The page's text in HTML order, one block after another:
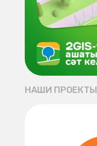
НАШИ ПРОЕКТЫ